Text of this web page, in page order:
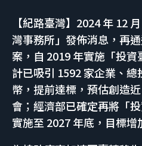
【紀路臺灣】2024 年 12
灣事務所」發佈消息，再
案，自 2019 年實施「投
計已吸引 1592 家企業、
幣，提前達標，預估創造
會；經濟部已確定再將「
實施至 2027 年底，目標增